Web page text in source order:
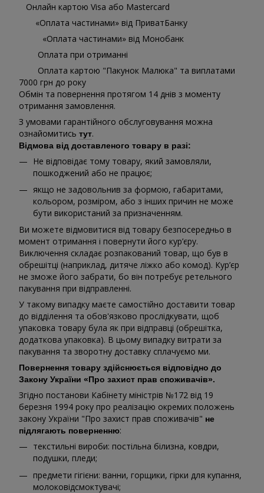
Онлайн картою Visa або Mastercard
«Оплата частинами» від ПриватБанку
«Оплата частинами» від Монобанк
Оплата при отриманні
Оплата картою "Пакунок Малюка" та виплатами
7000 грн до року
Обмін та повернення протягом 14 днів з моменту
отримання замовлення.
З умовами гарантійного обслуговування можна
ознайомитись тут.
Відмова від доставленого товару в разі:
Не відповідає тому товару, який замовляли,
пошкоджений або не працює;
якщо не задовольнив за формою, габаритами,
кольором, розміром, або з інших причин не може
бути використаний за призначенням.
Ви можете відмовитися від товару безпосередньо в
момент отримання і повернути його кур’єру.
Виключення складає розпакований товар, що був в
обрешітці (наприклад, дитяче ліжко або комод). Кур’єр
не зможе його забрати, бо він потребує ретельного
пакування при відправленні.
У такому випадку маєте самостійно доставити товар
до відділення та обов'язково прослідкувати, щоб
упаковка товару була як при відправці (обрешітка,
додаткова упаковка). В цьому випадку витрати за
пакування та зворотну доставку сплачуємо ми.
Повернення товару здійснюється відповідно до
Закону України «Про захист прав споживачів».
Згідно постанови Кабінету міністрів №172 від 19
березня 1994 року про реалізацію окремих положень
закону України "Про захист прав споживачів" не
підлягають поверненню:
текстильні вироби: постільна білизна, ковдри,
подушки, пледи;
предмети гігієни: ванни, горщики, гірки для купання,
молоковідсмоктувачі;